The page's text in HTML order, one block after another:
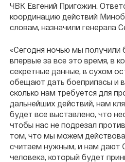
ЧВК Евгений Пригожин.
координацию действий
словам, назначили генерала
«Сегодня ночью мы получили
впервые за все это время, в
секретные данные, в сухом
обещают дать боеприпасы и
сколько нам требуется для
дальнейших действий, нам
будет все выставлено, что
чтобы нас не подрезал
том, что мы можем
считаем нужным, и нам дают
человека, который будет